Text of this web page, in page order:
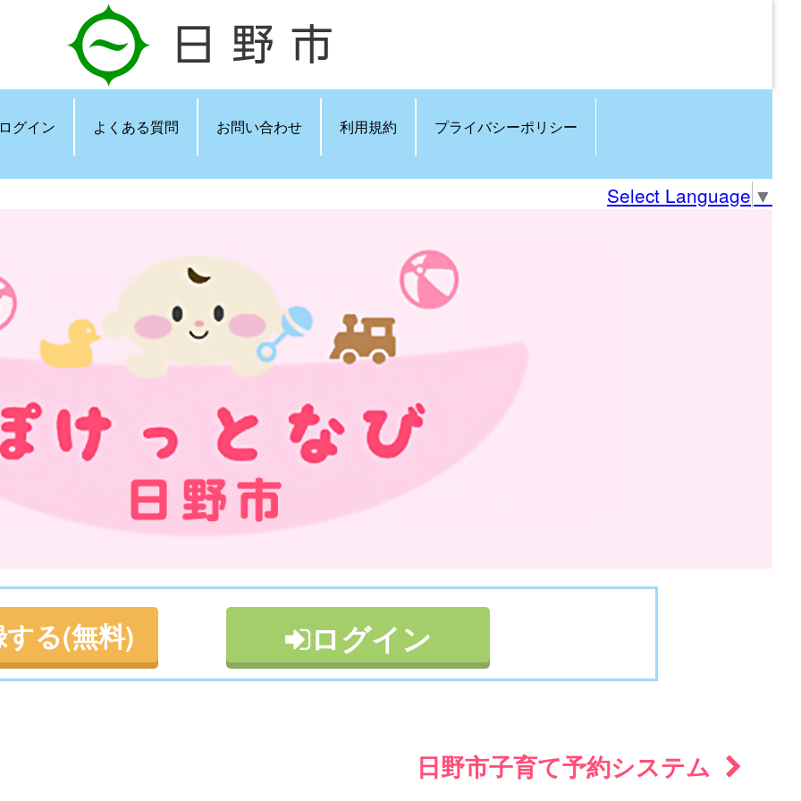
グイン よくある質問 お問い合わせ 利用規約 プライバシーポリシー
Select Language ▼
る(無料) ログイン
日野市子育て予約システム